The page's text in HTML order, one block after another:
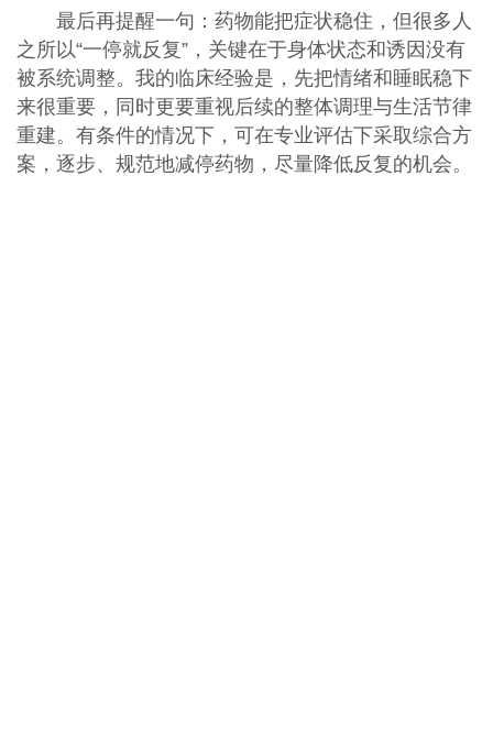
最后再提醒一句：药物能把症状稳住，但很多人
之所以“一停就反复”，关键在于身体状态和诱因没有
被系统调整。我的临床经验是，先把情绪和睡眠稳下
来很重要，同时更要重视后续的整体调理与生活节律
重建。有条件的情况下，可在专业评估下采取综合方
案，逐步、规范地减停药物，尽量降低反复的机会。